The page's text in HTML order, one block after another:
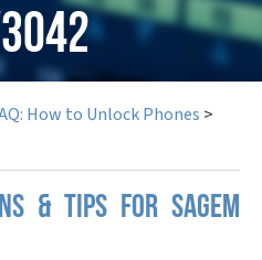
How to Unlock Phones >
& TIPS FOR SAGEM